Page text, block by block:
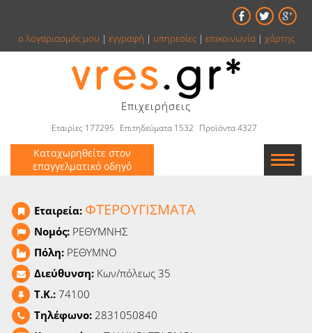
ο λογαριασμός μου | εγγραφή | υπηρεσίες| επικοινωνία| χάρτης
Επιχειρήσεις
Εταιρίες 177295 Επιτηδεύματα 1532 Προϊόντα 4327
Καταχωρηθείτε στον
επαγγελματικό οδηγό
Κατάλογος
Αγγελίες
Βιβλία
Ειδήσεις
Εταιρεία: ΦΤΕΡΟΥΓΙΣΜΑΤΑ
Νομός: ΡΕΘΥΜΝΗΣ
Πόλη: ΡΕΘΥΜΝΟ
Διεύθυνση: Κων/πόλεως 35
T.K.: 74100
Τηλέφωνο: 2831050840